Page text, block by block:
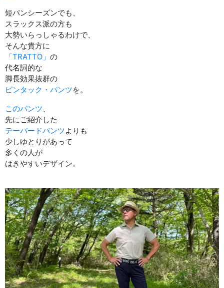
短パンシーズンでも、
スラックス派の方も
大勢いらっしゃるわけで、
そんな貴方に
「TRATTO」 の
代名詞的な
脚長効果抜群の
ピンタック・パンツを。
このパンツ、
先にご紹介した
テーパードパンツよりも
少しゆとりがあって
多くの人が
はきやすいデザイン。